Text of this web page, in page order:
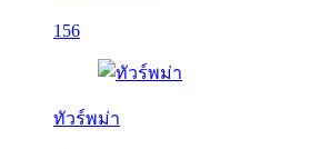
156
ทัวร์พม่า